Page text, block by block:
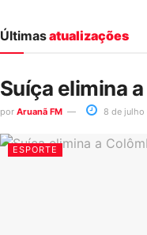
Últimasatualizações
Suíça elimina
por Aruanã FM 8 de
ESPORTE